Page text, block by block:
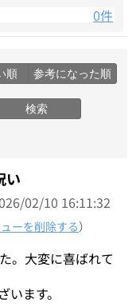
0件
順 参考になった順
検索
い
02/10 16:11:32
ーを削除する）
。大変に喜ばれて
ます。